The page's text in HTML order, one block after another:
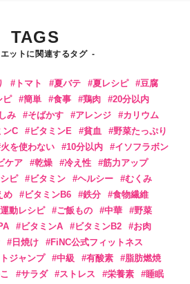
TAGS
ットに関連するタグ
トマト 夏バテ 夏レシピ
豆腐
ピ 簡単 食事 鶏肉
20分以内
しみ そばかす アレンジ
カリウム
ンC ビタミンE 貧血
野菜たっぷり
火を使わない 10分以内
イソフラボン
ケア 乾燥 冷え性
筋力アップ
ピ ビタミン ヘルシー
むくみ
め ビタミンB6 鉄分
食物繊維
運動レシピ ご飯もの 中華
野菜
ビタミンA ビタミンB2
お肉
日焼け
FiNC公式フィットネス
ジャンプ 中級 有酸素
脂肪燃焼
サラダ ストレス 栄養素
睡眠